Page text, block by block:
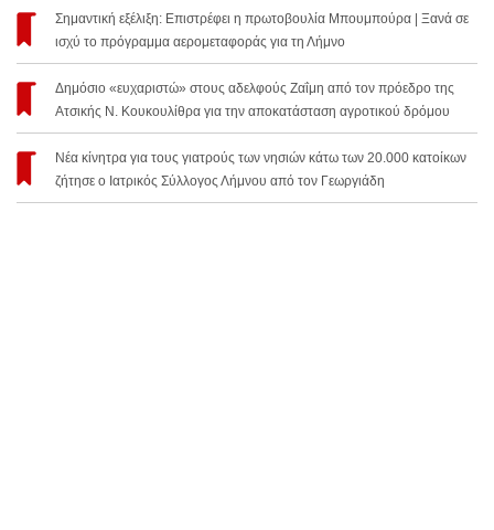
Σημαντική εξέλιξη: Επιστρέφει η πρωτοβουλία Μπουμπούρα | Ξανά σε
ισχύ το πρόγραμμα αερομεταφοράς για τη Λήμνο
Δημόσιο «ευχαριστώ» στους αδελφούς Ζαΐμη από τον πρόεδρο της
Ατσικής Ν. Κουκουλίθρα για την αποκατάσταση αγροτικού δρόμου
Νέα κίνητρα για τους γιατρούς των νησιών κάτω των 20.000 κατοίκων
ζήτησε ο Ιατρικός Σύλλογος Λήμνου από τον Γεωργιάδη